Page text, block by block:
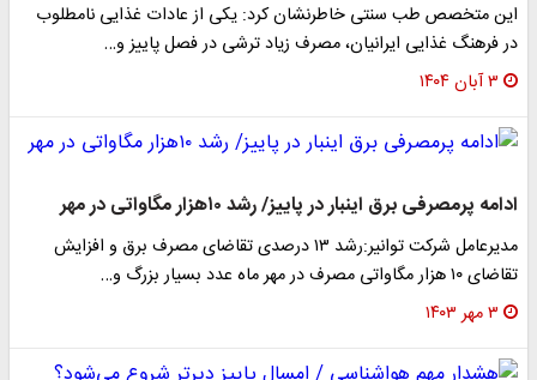
این متخصص طب سنتی خاطرنشان کرد: یکی از عادات غذایی نامطلوب
در فرهنگ غذایی ایرانیان، مصرف زیاد ترشی در فصل پاییز و…
۳ آبان ۱۴۰۴
ادامه پرمصرفی برق اینبار در پاییز/ رشد ۱۰هزار مگاواتی در مهر
مدیرعامل شرکت توانیر:رشد ۱۳ درصدی تقاضای مصرف برق و افزایش
تقاضای ۱۰ هزار مگاواتی مصرف در مهر ماه عدد بسیار بزرگ و…
۳ مهر ۱۴۰۳